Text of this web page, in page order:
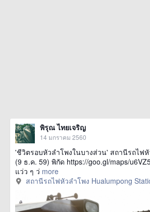
พิรุณ ไทยเจริญ
14 มกราคม 2560
'ชีวิตรอบหัวลำโพงในบางส่วน' สถานีรถไฟหั
(9 ธ.ค. 59) พิกัด https://goo.gl/maps/
แว่ว ๆ ว่ more
สถานีรถไฟหัวลำโพง Hualumpong